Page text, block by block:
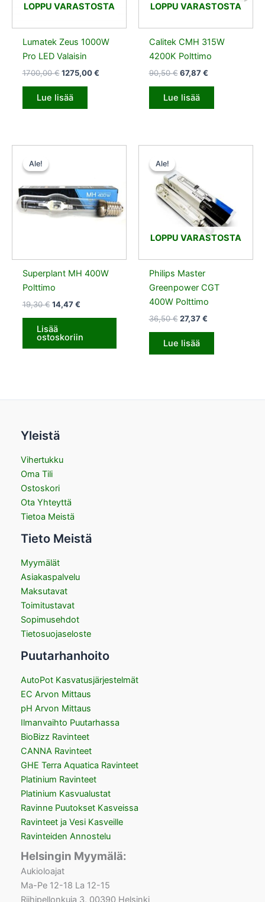
LOPPU VARASTOSTA
Lumatek Zeus 1000W
Pro LED Valaisin
1700,00€ 1275,00€
Lue lisää
LOPPU VARASTOSTA
Calitek CMH 315W
4200K Polttimo
90,50€ 67,87€
Lue lisää
Ale!
Ale!
Superplant MH 400W
Polttimo
19,30€ 14,47€
Lisää
ostoskoriin
Ale!
LOPPU VARASTOSTA
Ale!
Philips Master
Greenpower CGT
400W Polttimo
36,50€
36,50 €.
27,37€
Lue lisää
Yleistä
Vihertukku
Oma Tili
Ostoskori
Ota Yhteyttä
Tietoa Meistä
Tieto Meistä
Myymälät
Asiakaspalvelu
Maksutavat
Toimitustavat
Sopimusehdot
Tietosuojaseloste
Puutarhanhoito
AutoPot Kasvatusjärjestelmät
EC Arvon Mittaus
pH Arvon Mittaus
Ilmanvaihto Puutarhassa
BioBizz Ravinteet
CANNA Ravinteet
GHE Terra Aquatica Ravinteet
Platinium Ravinteet
Platinium Kasvualustat
Ravinne Puutokset Kasveissa
Ravinteet ja Vesi Kasveille
Ravinteiden Annostelu
Helsingin Myymälä:
Aukioloajat
Ma-Pe 12-18 La 12-15
Riihipellonkuja 3, 00390 Helsinki